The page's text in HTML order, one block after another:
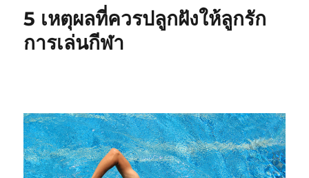
5 เหตุผลที่ควรปลูกฝังให้ลูกรัก
การเล่นกีฬา